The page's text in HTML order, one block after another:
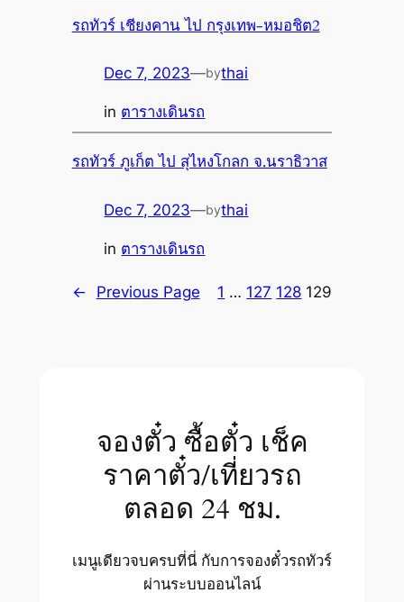
รถทัวร์ เชียงคาน ไป กรุงเทพ-หมอชิต2
Dec 7, 2023—bythai
in ตารางเดินรถ
รถทัวร์ ภูเก็ต ไป สุไหงโกลก จ.นราธิวาส
Dec 7, 2023—bythai
in ตารางเดินรถ
← Previous Page 1 … 127 128 129
จองตั๋ว ซื้อตั๋ว เช็ค
ราคาตั๋ว/เที่ยวรถ
ตลอด 24 ชม.
เมนูเดียวจบครบที่นี่ กับการจองตั๋วรถทัวร์
ผ่านระบบออนไลน์